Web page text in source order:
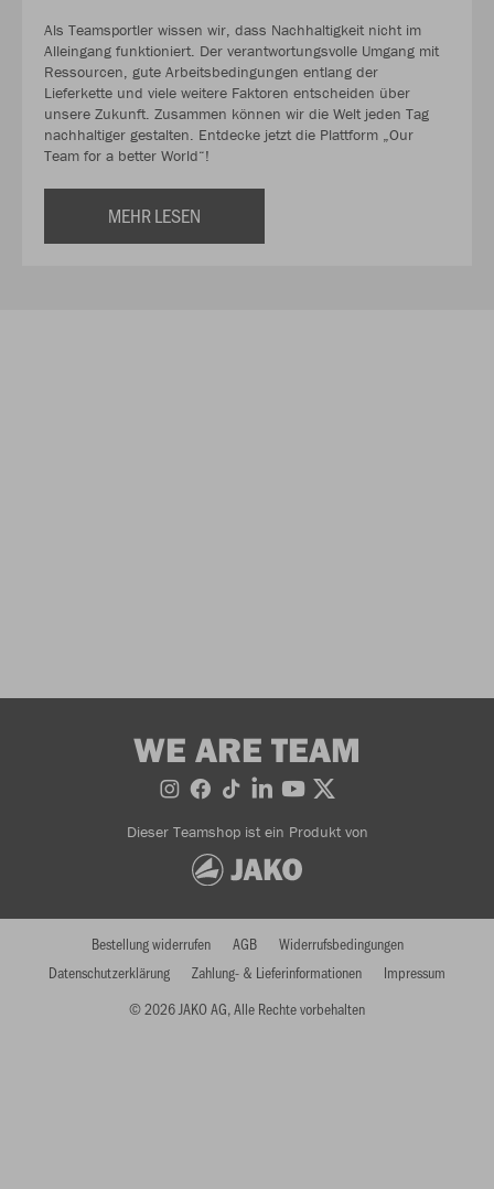
Als Teamsportler wissen wir, dass Nachhaltigkeit nicht im
Alleingang funktioniert. Der verantwortungsvolle Umgang mit
Ressourcen, gute Arbeitsbedingungen entlang der
Lieferkette und viele weitere Faktoren entscheiden über
unsere Zukunft. Zusammen können wir die Welt jeden Tag
nachhaltiger gestalten. Entdecke jetzt die Plattform „Our
Team for a better World“!
MEHR LESEN
WE ARE TEAM
Dieser Teamshop ist ein Produkt von
© 2026 JAKO AG, Alle Rechte vorbehalten
Bestellung widerrufen AGB
Widerrufsbedingungen
Datenschutzerklärung
Zahlung- & Lieferinformationen Impressum